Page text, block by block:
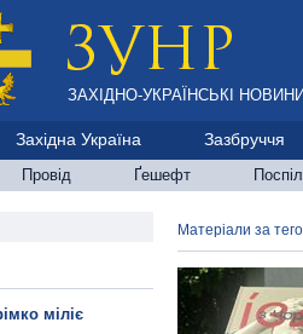
ЗАХІДНО-УКРАЇНСЬКІ НОВИНИ
Західна Україна Зазбруччя
Провід Ґешефт
міліє
Матеріали за